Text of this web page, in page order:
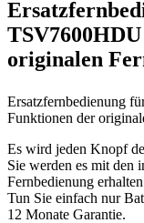
TSV7600HDU
originalen
Ersatzfernbedienung
Funktionen der
Es wird jeden Knopf
Sie werden es mit den
Fernbedienung
Tun Sie einfach nur
12 Monate Garantie.